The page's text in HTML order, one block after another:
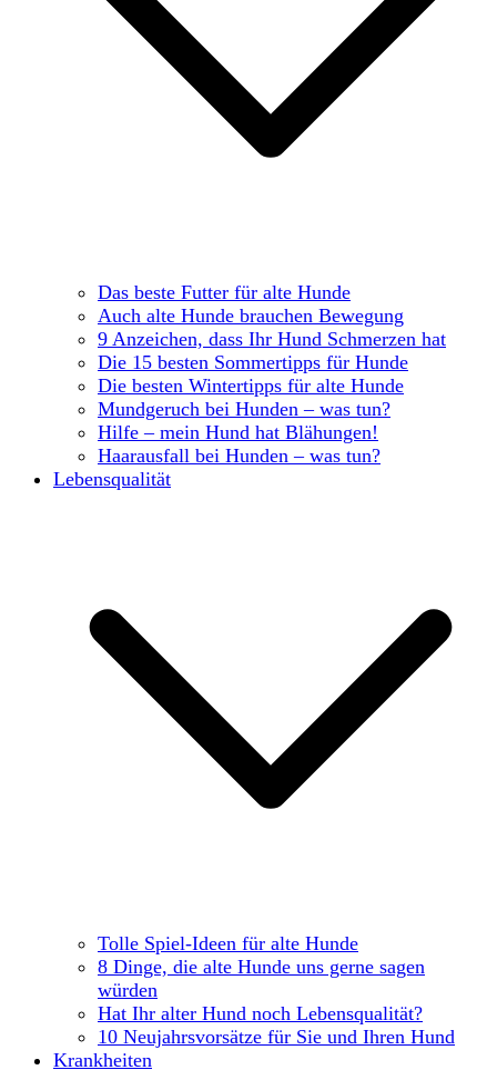
Das beste Futter für alte Hunde
Auch alte Hunde brauchen Bewegung
9 Anzeichen, dass Ihr Hund Schmerzen hat
Die 15 besten Sommertipps für Hunde
Die besten Wintertipps für alte Hunde
Mundgeruch bei Hunden – was tun?
Hilfe – mein Hund hat Blähungen!
Haarausfall bei Hunden – was tun?
Lebensqualität
Tolle Spiel-Ideen für alte Hunde
8 Dinge, die alte Hunde uns gerne sagen
würden
Hat Ihr alter Hund noch Lebensqualität?
10 Neujahrsvorsätze für Sie und Ihren Hund
Krankheiten